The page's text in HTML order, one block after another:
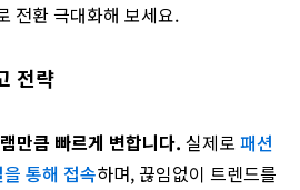
전환 극대화해 보세요.
전략
만큼 빠르게 변합니다. 실제로 패션
통해 접속하며, 끊임없이 트렌드를